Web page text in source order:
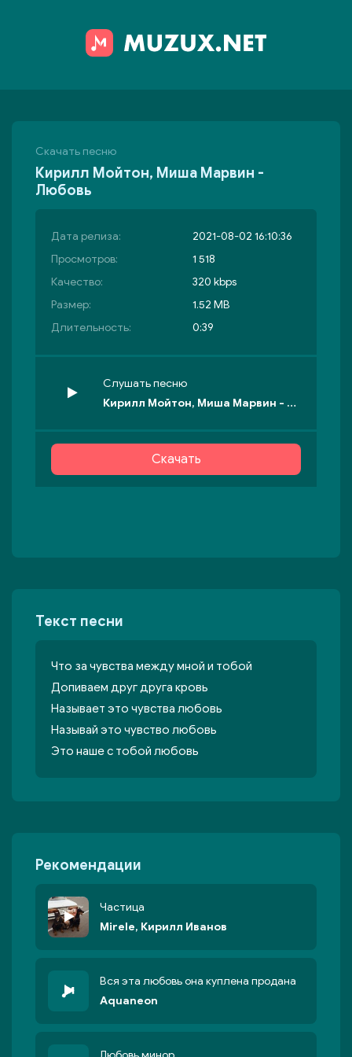
Скачать песню
Кирилл Мойтон, Миша Марвин -
Любовь
Дата релиза:
2021-08-02 16:10:36
Просмотров:
1 518
Качество:
320 kbps
Размер:
1.52 MB
Длительность:
0:39
Слушать песню
Кирилл Мойтон, Миша Марвин - Любовь
Скачать
Текст песни
Что за чувства между мной и тобой
Допиваем друг друга кровь
Называет это чувства любовь
Называй это чувство любовь
Это наше с тобой любовь
Рекомендации
Частица
Mirele, Кирилл Иванов
Вся эта любовь она куплена продана
Aquaneon